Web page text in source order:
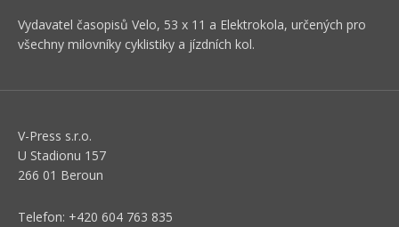
Vydavatel časopisů Velo, 53 x 11 a Elektrokola, určených pro
všechny milovníky cyklistiky a jízdních kol.
V-Press s.r.o.
U Stadionu 157
266 01 Beroun
Telefon: +420 604 763 835